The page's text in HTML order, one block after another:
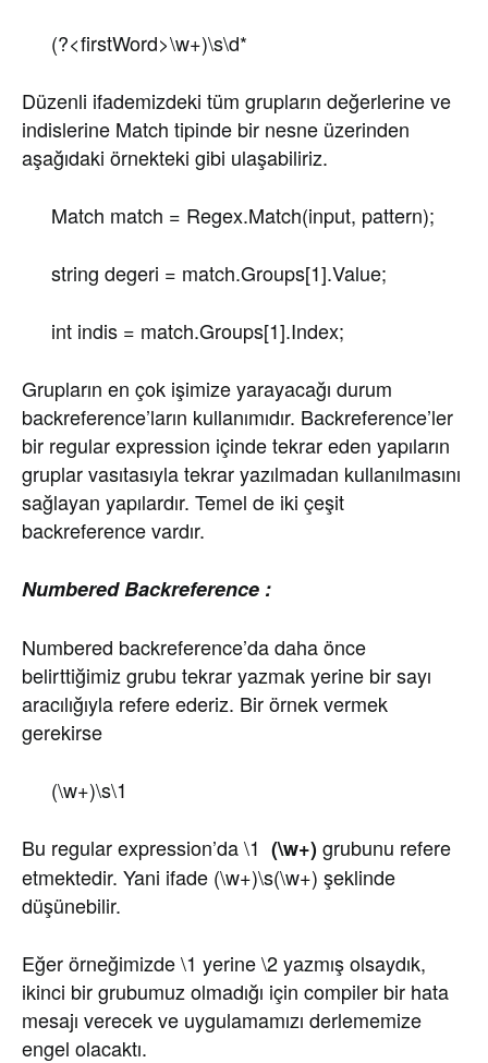
(?<firstWord>\w+)\s\d*
Düzenli ifademizdeki tüm grupların değerlerine ve
indislerine Match tipinde bir nesne üzerinden
aşağıdaki örnekteki gibi ulaşabiliriz.
Match match = Regex.Match(input, pattern);
string degeri = match.Groups[1].Value;
int indis = match.Groups[1].Index;
Grupların en çok işimize yarayacağı durum
backreference’ların kullanımıdır. Backreference’ler
bir regular expression içinde tekrar eden yapıların
gruplar vasıtasıyla tekrar yazılmadan kullanılmasını
sağlayan yapılardır. Temel de iki çeşit
backreference vardır.
Numbered Backreference :
Numbered backreference’da daha önce
belirttiğimiz grubu tekrar yazmak yerine bir sayı
aracılığıyla refere ederiz. Bir örnek vermek
gerekirse
(\w+)\s\1
Bu regular expression’da \1 (\w+)grubunu refere
etmektedir. Yani ifade (\w+)\s(\w+) şeklinde
düşünebilir.
Eğer örneğimizde \1 yerine \2 yazmış olsaydık,
ikinci bir grubumuz olmadığı için compiler bir hata
mesajı verecek ve uygulamamızı derlememize
engel olacaktı.